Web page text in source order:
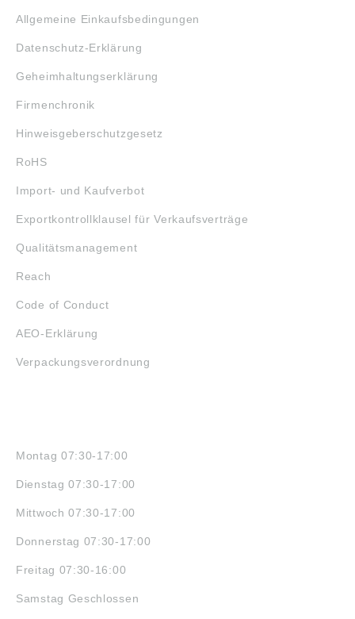
Allgemeine Einkaufsbedingungen
Datenschutz-Erklärung
Geheimhaltungserklärung
Firmenchronik
Hinweisgeberschutzgesetz
RoHS
Import- und Kaufverbot
Exportkontrollklausel für Verkaufsverträge
Qualitätsmanagement
Reach
Code of Conduct
AEO-Erklärung
Verpackungsverordnung
Montag 07:30-17:00
Dienstag 07:30-17:00
Mittwoch 07:30-17:00
Donnerstag 07:30-17:00
Freitag 07:30-16:00
Samstag Geschlossen